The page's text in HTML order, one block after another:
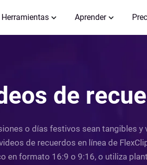
Herramientas Aprender
de
o días festivos sean tangibles
de recuerdos en línea de
en formato 16:9 o 9:16, o utiliza